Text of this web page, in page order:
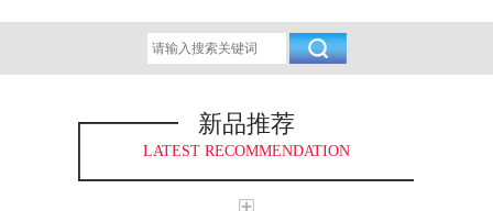
新品推荐
LATEST RECOMMENDATION